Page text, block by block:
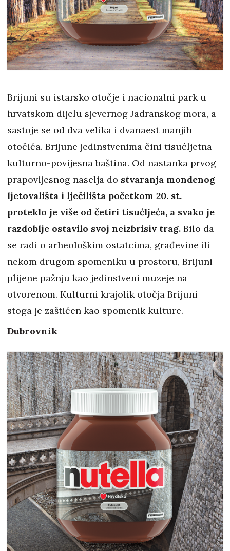
Brijuni su istarsko otočje i nacionalni park u
hrvatskom dijelu sjevernog Jadranskog mora, a
sastoje se od dva velika i dvanaest manjih
otočića. Brijune jedinstvenima čini tisućljetna
kulturno-povijesna baština. Od nastanka prvog
prapovijesnog naselja do stvaranja mondenog
ljetovališta i lječilišta početkom 20. st.
proteklo je više od četiri tisućljeća, a svako je
razdoblje ostavilo svoj neizbrisiv trag. Bilo da
se radi o arheološkim ostatcima, građevine ili
nekom drugom spomeniku u prostoru, Brijuni
plijene pažnju kao jedinstveni muzeje na
otvorenom. Kulturni krajolik otočja Brijuni
stoga je zaštićen kao spomenik kulture.
Dubrovnik